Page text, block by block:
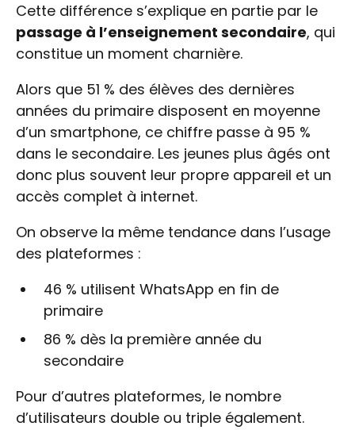
Cette différence s’explique en partie par le
passage à l’enseignement secondaire, qui
constitue un moment charnière.
Alors que 51 % des élèves des dernières
années du primaire disposent en moyenne
d’un smartphone, ce chiffre passe à 95 %
dans le secondaire. Les jeunes plus âgés ont
donc plus souvent leur propre appareil et un
accès complet à internet.
On observe la même tendance dans l’usage
des plateformes :
46 % utilisent WhatsApp en fin de
primaire
86 % dès la première année du
secondaire
Pour d’autres plateformes, le nombre
d’utilisateurs double ou triple également.